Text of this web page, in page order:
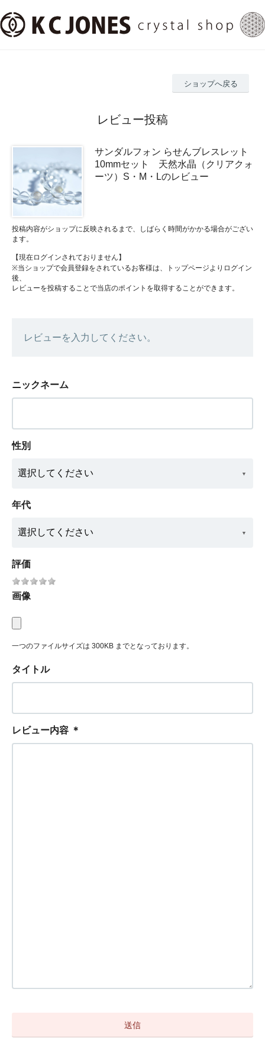
ショップへ戻る
レビュー投稿
サンダルフォン らせんブレスレット
10mmセット 天然水晶（クリアクォ
ーツ）S・M・Lのレビュー
投稿内容がショップに反映されるまで、しばらく時間がかかる場合がござい
ます。
【現在ログインされておりません】
※当ショップで会員登録をされているお客様は、トップページよりログイン
後、
レビューを投稿することで当店のポイントを取得することができます。
レビューを入力してください。
ニックネーム
性別
年代
評価
画像
一つのファイルサイズは 300KB までとなっております。
タイトル
レビュー内容 ＊